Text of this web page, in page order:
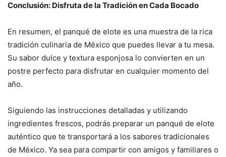
Conclusión: Disfruta de la Tradición en Cada Bocado
En resumen, el panqué de elote es una muestra de la rica
tradición culinaria de México que puedes llevar a tu mesa.
Su sabor dulce y textura esponjosa lo convierten en un
postre perfecto para disfrutar en cualquier momento del
año.
Siguiendo las instrucciones detalladas y utilizando
ingredientes frescos, podrás preparar un panqué de elote
auténtico que te transportará a los sabores tradicionales
de México. Ya sea para compartir con amigos y familiares o